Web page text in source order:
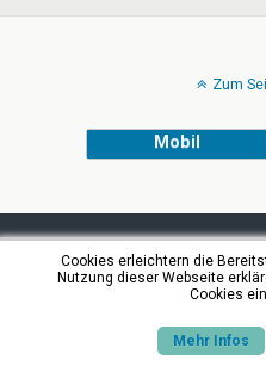
Zum
Mobil
Cookies erleichtern die
Nutzung dieser Webseite
Cookies
Mehr Infos